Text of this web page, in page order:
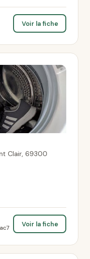
Voir la fiche
Clair, 69300
Voir la fiche